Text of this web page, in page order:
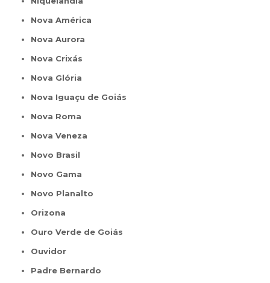
Nova América
Nova Aurora
Nova Crixás
Nova Glória
Nova Iguaçu de Goiás
Nova Roma
Nova Veneza
Novo Brasil
Novo Gama
Novo Planalto
Orizona
Ouro Verde de Goiás
Ouvidor
Padre Bernardo